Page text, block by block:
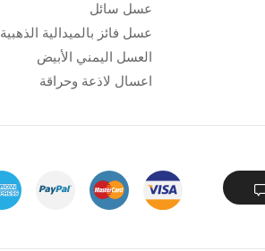
عسل سائل
عسل فائز بالميدالية الذهبية
العسل اليمني الأبيض
اعسال لاذعة وحراقة